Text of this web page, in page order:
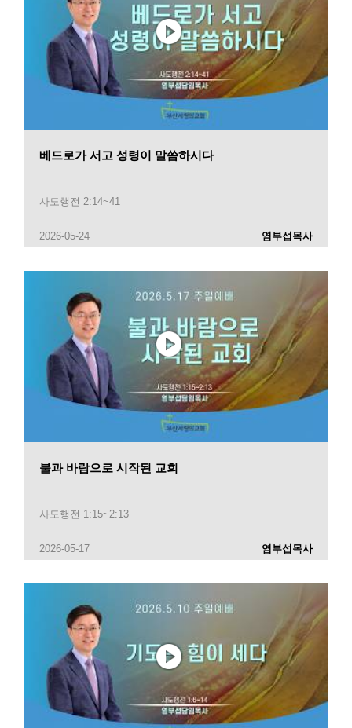
베드로가 서고 성령이 말씀하시다
사도행전 2:14~41
2026-05-24 염부섭목사
불과 바람으로 시작된 교회
사도행전 1:15~2:13
2026-05-17 염부섭목사